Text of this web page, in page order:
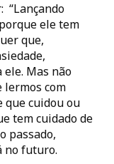
“Lançando
ele tem
que,
Mas não
lermos com
que cuidou ou
tem cuidado de
passado,
no futuro.